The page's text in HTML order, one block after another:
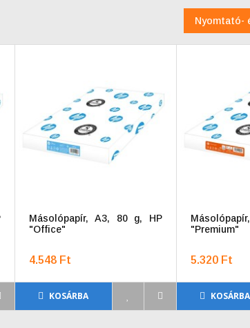
Nyomtató-
Másolópapír, A3, 80 g, HP
"Office"
4.548 Ft
KOSÁRBA
"Premium"
5.320 Ft
KOSÁRBA